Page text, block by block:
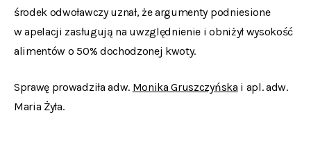
środek odwoławczy uznał, że argumenty podniesione
w apelacji zasługują na uwzględnienie i obniżył wysokość
alimentów o 50% dochodzonej kwoty.
Sprawę prowadziła adw. Monika Gruszczyńska i apl. adw.
Maria Żyła.